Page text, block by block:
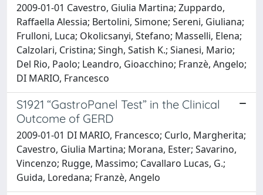
2009-01-01 Cavestro, Giulia Martina; Zuppardo,
Raffaella Alessia; Bertolini, Simone; Sereni, Giuliana;
Frulloni, Luca; Okolicsanyi, Stefano; Masselli, Elena;
Calzolari, Cristina; Singh, Satish K.; Sianesi, Mario;
Del Rio, Paolo; Leandro, Gioacchino; Franzè, Angelo;
DI MARIO, Francesco
S1921 “GastroPanel Test” in the Clinical
Outcome of GERD
2009-01-01 DI MARIO, Francesco; Curlo, Margherita;
Cavestro, Giulia Martina; Morana, Ester; Savarino,
Vincenzo; Rugge, Massimo; Cavallaro Lucas, G.;
Guida, Loredana; Franzè, Angelo